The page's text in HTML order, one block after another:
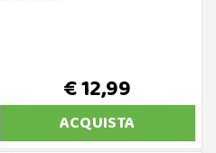
€ 12,99
ACQUISTA